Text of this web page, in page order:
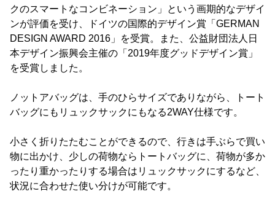
クのスマートなコンビネーション」という画期的なデザイ
ンが評価を受け、ドイツの国際的デザイン賞「GERMAN
DESIGN AWARD 2016」を受賞。また、公益財団法人日
本デザイン振興会主催の「2019年度グッドデザイン賞」
を受賞しました。
ノットアバッグは、手のひらサイズでありながら、トート
バッグにもリュックサックにもなる2WAY仕様です。
小さく折りたたむことができるので、行きは手ぶらで買い
物に出かけ、少しの荷物ならトートバッグに、荷物が多か
ったり重かったりする場合はリュックサックにするなど、
状況に合わせた使い分けが可能です。